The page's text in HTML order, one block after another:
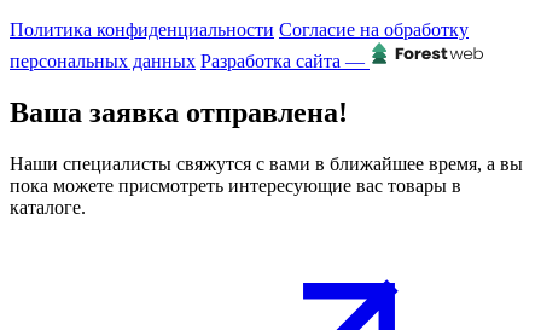
Политика конфиденциальности Согласие на обработку
персональных данных Разработка сайта —
Ваша заявка отправлена!
Наши специалисты свяжутся с вами в ближайшее время, а вы
пока можете присмотреть интересующие вас товары в
каталоге.